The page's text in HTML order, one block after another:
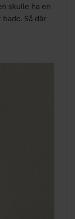
skulle ha en
Så där